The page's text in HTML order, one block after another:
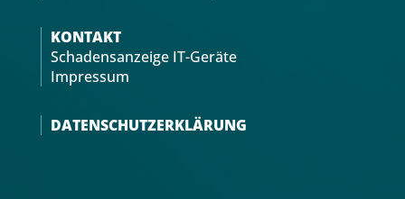
KONTAKT
Schadensanzeige IT-Geräte
Impressum
DATENSCHUTZERKLÄRUNG